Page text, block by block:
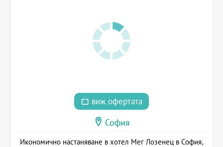
виж офертата
София
Икономично настаняване в хотел Мег Лозенец в София,